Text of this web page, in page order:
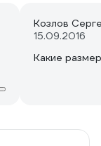
Козлов
15.09.2016
Какие